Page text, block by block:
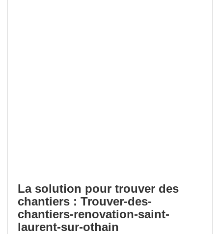
La solution pour trouver des
chantiers : Trouver-des-
chantiers-renovation-saint-
laurent-sur-othain